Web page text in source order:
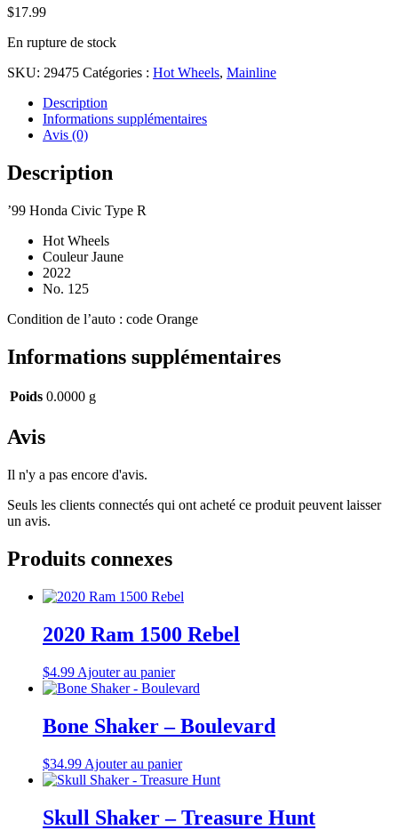
$17.99
En rupture de stock
SKU: 29475 Catégories : Hot Wheels, Mainline
Description
Informations supplémentaires
Avis (0)
Description
’99 Honda Civic Type R
Hot Wheels
Couleur Jaune
2022
No. 125
Condition de l’auto : code Orange
Informations supplémentaires
Poids 0.0000 g
Avis
Il n'y a pas encore d'avis.
Seuls les clients connectés qui ont acheté ce produit peuvent laisser
un avis.
Produits connexes
2020 Ram 1500 Rebel
$4.99 Ajouter au panier
Bone Shaker – Boulevard
$34.99 Ajouter au panier
Skull Shaker – Treasure Hunt